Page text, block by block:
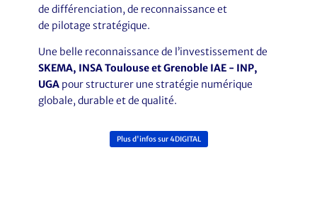
de différenciation, de reconnaissance et
de pilotage stratégique.
Une belle reconnaissance de l’investissement de
SKEMA, INSA Toulouse et Grenoble IAE - INP,
UGA pour structurer une stratégie numérique
globale, durable et de qualité.
Plus d'infos sur 4DIGITAL